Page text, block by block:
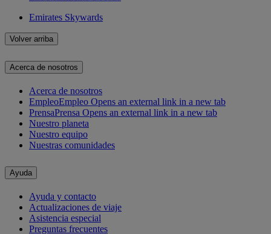
Emirates Skywards
Volver arriba
Acerca de nosotros
Acerca de nosotros
EmpleoEmpleo Opens an external link in a new tab
PrensaPrensa Opens an external link in a new tab
Nuestro planeta
Nuestro equipo
Nuestras comunidades
Ayuda
Ayuda y contacto
Actualizaciones de viaje
Asistencia especial
Preguntas frecuentes